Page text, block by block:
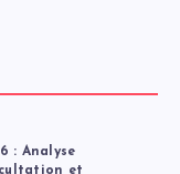
: Analyse
et